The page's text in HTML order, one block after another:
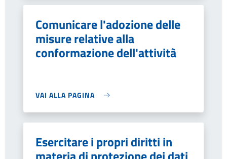
Comunicare l'adozione delle
misure relative alla
conformazione dell'attività
VAI ALLA PAGINA
Esercitare i propri diritti in